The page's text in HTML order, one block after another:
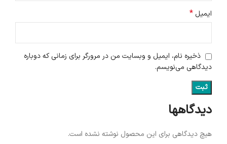
دیدگاهها
هیچ دیدگاهی برای این محصول نوشته نشده است.
ایمیل*
ذخیره نام، ایمیل و وبسایت من در مرورگر برای زمانی که دوباره
دیدگاهی می‌نویسم.